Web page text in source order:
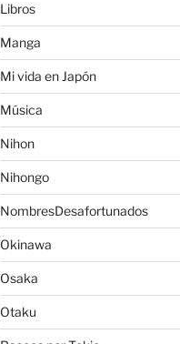
Libros
Manga
Mi vida en Japón
Música
Nihon
Nihongo
NombresDesafortunados
Okinawa
Osaka
Otaku